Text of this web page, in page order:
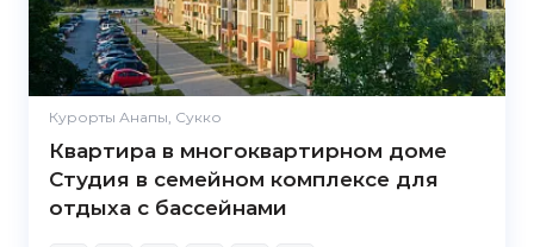
Курорты Анапы, Сукко
Квартира в многоквартирном доме
Студия в семейном комплексе для
отдыха с бассейнами